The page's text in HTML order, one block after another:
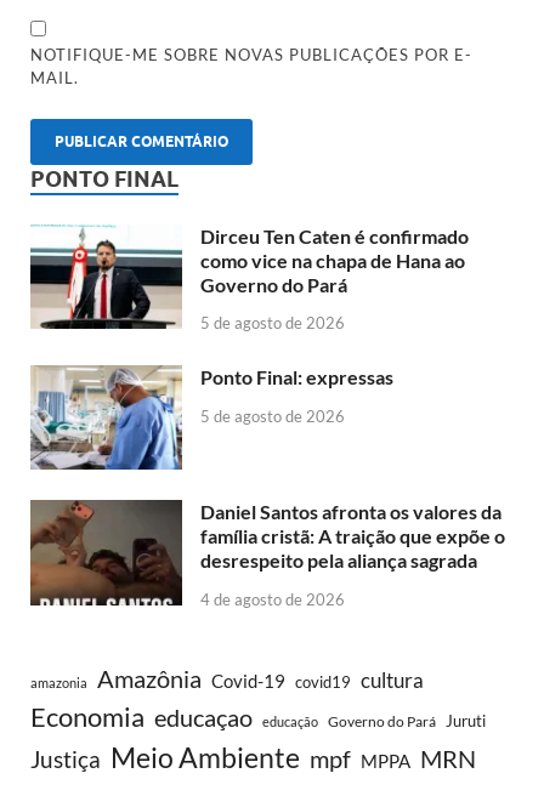
NOTIFIQUE-ME SOBRE NOVAS PUBLICAÇÕES POR E-
MAIL.
PONTO FINAL
Dirceu Ten Caten é confirmado
como vice na chapa de Hana ao
Governo do Pará
5 de agosto de 2026
Ponto Final: expressas
5 de agosto de 2026
Daniel Santos afronta os valores da
família cristã: A traição que expõe o
desrespeito pela aliança sagrada
4 de agosto de 2026
amazonia Amazônia Covid-19 covid19 cultura
Economia educaçao educação Governo do Pará Juruti
Justiça Meio Ambiente mpf MPPA MRN